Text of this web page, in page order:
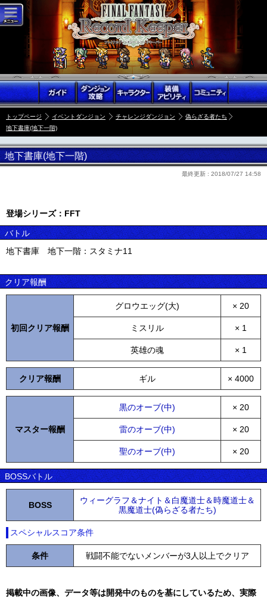
トップページ イベントダンジョン チャレンジダンジョン
偽らざる者たち
地下書庫(地下一階)
地下書庫(地下一階)
最終更新 : 2018/07/27 14:58
登場シリーズ：FFT
バトル
地下書庫 地下一階：スタミナ11
クリア報酬
初回クリア報酬
グロウエッグ(大) × 20
ミスリル × 1
英雄の魂 × 1
クリア報酬 ギル × 4000
マスター報酬
黒のオーブ(中) × 20
雷のオーブ(中) × 20
聖のオーブ(中) × 20
BOSSバトル
BOSS
ウィーグラフ＆ナイト＆白魔道士＆時魔道士＆
黒魔道士(偽らざる者たち)
スペシャルスコア条件
条件 戦闘不能でないメンバーが3人以上でクリア
掲載中の画像、データ等は開発中のものを基にしているため、実際